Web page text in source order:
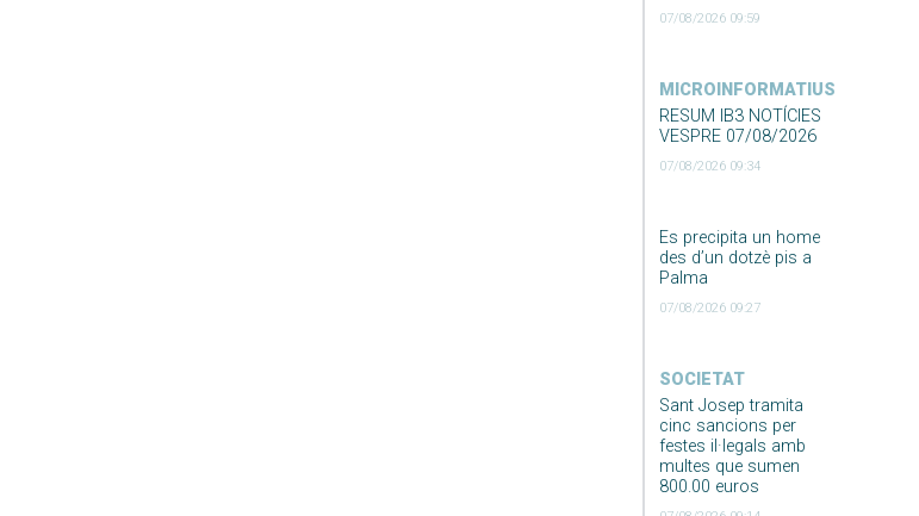
07/08/2026 09:59
MICROINFORMATIUS
RESUM IB3 NOTÍCIES
VESPRE 07/08/2026
07/08/2026 09:34
Es precipita un home
des d’un dotzè pis a
Palma
07/08/2026 09:27
SOCIETAT
Sant Josep tramita
cinc sancions per
festes il·legals amb
multes que sumen
800.00 euros